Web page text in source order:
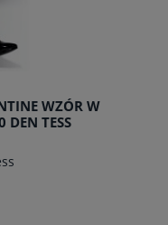
WZÓR W
DEN TESS